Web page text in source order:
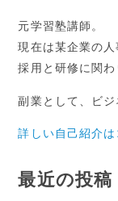
元学習塾講師。
現在は某企業の人
採用と研修に関わ
副業として、ビジ
詳しい自己紹介は
最近の投稿